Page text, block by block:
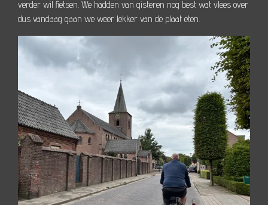
verder wil fietsen. We hadden van gisteren nog best wat vlees over
dus vandaag gaan we weer lekker van de plaat eten.